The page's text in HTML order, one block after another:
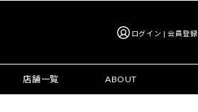
ログイン | 会員登録
店舗一覧 ABOUT